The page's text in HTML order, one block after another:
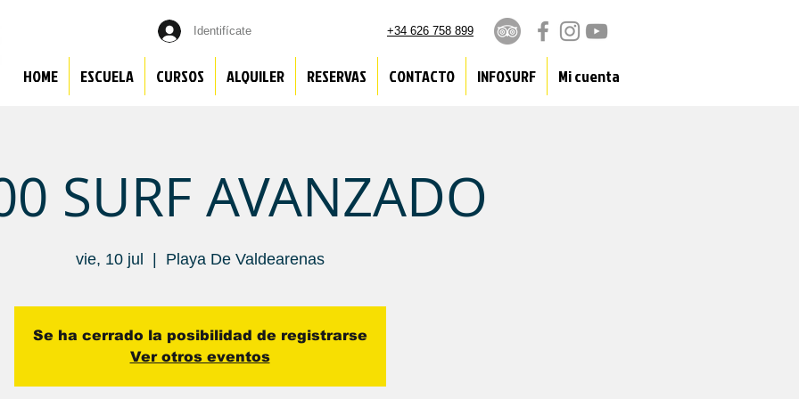
Identifícate +34 626 758 899
HOME ESCUELA CURSOS ALQUILER RESERVAS CONTACTO INFOSURF Mi cuenta
SURF AVANZADO
vie, 10 jul Playa De Valdearenas
Se ha cerrado la posibilidad de registrarse
Ver otros eventos